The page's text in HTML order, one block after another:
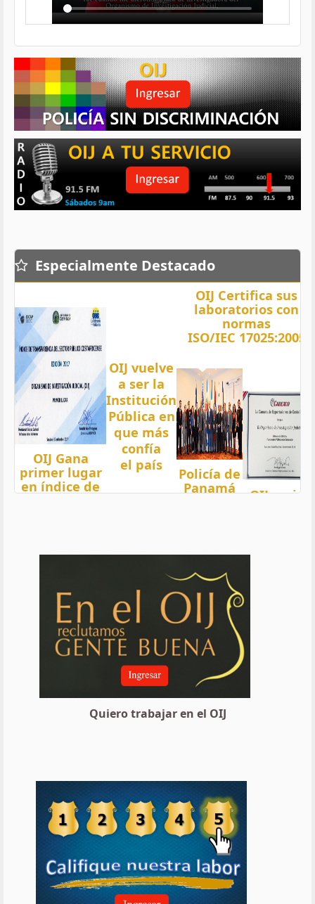
Especialmente Destacado
OIJ Gana
primer lugar
en índice de
OIJ vuelve
a ser la
Institución
Pública en
que más
confía
el país
OIJ Certifica sus
laboratorios con
normas
ISO/IEC 17025:2005
Policía de
Panamá
OIJ mejor
Quiero trabajar en el OIJ